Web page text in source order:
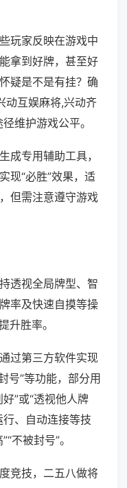
玩家反映在游戏中
拿到好牌，甚至好
疑是不是有挂？确
动互娱麻将,兴动齐
维护游戏公平。
成专用辅助工具，
现“必胜”效果，适
但需注意遵守游戏
透视全局牌型、智
率及快速自摸等操
升胜率。
过第三方软件实现
号”等功能，部分用
”或“透视他人牌
、自动连接等技
不被封号”。
竞技，二五八做将